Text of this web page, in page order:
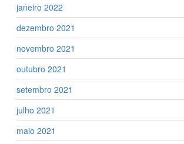
janeiro 2022
dezembro 2021
novembro 2021
outubro 2021
setembro 2021
julho 2021
maio 2021